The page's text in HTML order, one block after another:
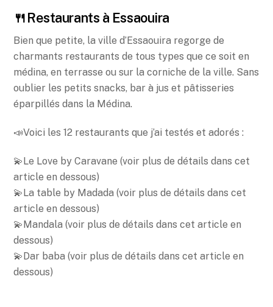
🍴Restaurants à Essaouira
Bien que petite, la ville d’Essaouira regorge de
charmants restaurants de tous types que ce soit en
médina, en terrasse ou sur la corniche de la ville. Sans
oublier les petits snacks, bar à jus et pâtisseries
éparpillés dans la Médina.
📣Voici les 12 restaurants que j’ai testés et adorés :
💫Le Love by Caravane (voir plus de détails dans cet
article en dessous)
💫La table by Madada (voir plus de détails dans cet
article en dessous)
💫Mandala (voir plus de détails dans cet article en
dessous)
💫Dar baba (voir plus de détails dans cet article en
dessous)